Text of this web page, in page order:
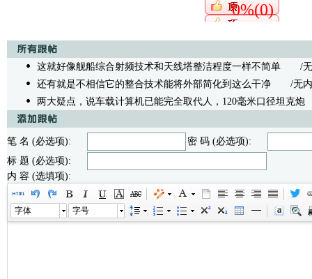
0%(0)
这就好像舰船综合射频技术和天线塔整洁程度一样不简单 /无内
还有就是不相信它的整合技术能将外部简化到这么干净 /无内
两大疑点，说车载计算机已能完全取代人，120毫米口径坦克炮
笔 名 (必选项):
密 码 (必选项):
标 题 (必选项):
内 容 (选填项):
字体 字号